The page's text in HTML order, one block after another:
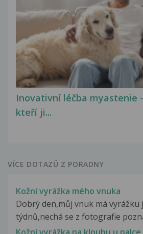
Inovativní léčba myastenie
kteří ji...
VÍCE DOTAZŮ Z PORADNY
Kožní vyrážka mého vnuka
Dobrý den,můj vnuk má vyrážku
týdnů,nechá se z fotografie